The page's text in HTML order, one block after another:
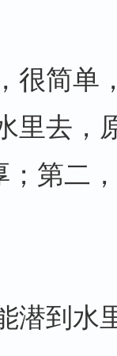
简单
里去，
；第二
到水